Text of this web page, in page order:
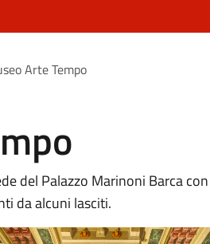
Arte Tempo
del Palazzo Marinoni Barca con
da alcuni lasciti.